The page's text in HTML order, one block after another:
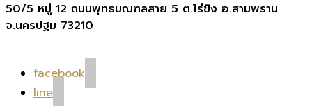
50/5 หมู่ 12 ถนนพุทธมณฑลสาย 5 ต.ไร่ขิง อ.สามพราน
จ.นครปฐม 73210
facebook
line